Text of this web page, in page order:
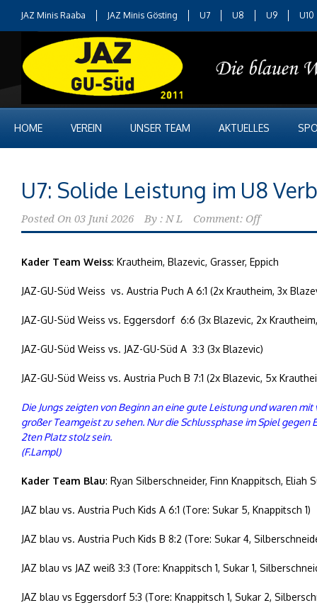
JAZ Minis Raaba JAZ Minis Gösting U7 U8 U9 U10
HOME VEREIN UNSER TEAM AKTUELLES
U7: Solide Leistung im U8
Posted On 03 Juni 2026 By : N L Comment: Off
Kader Team Weiss: Krautheim, Blazevic, Grasser, Eppich
JAZ-GU-Süd Weiss vs. Austria Puch A 6:1 (2x Krautheim, 3x
JAZ-GU-Süd Weiss vs. Eggersdorf 6:6 (3x Blazevic, 2x
JAZ-GU-Süd Weiss vs. JAZ-GU-Süd A 3:3 (3x Blazevic)
JAZ-GU-Süd Weiss vs. Austria Puch B 7:1 (2x Blazevic, 5x
Die Jungs zeigten von Beginn an eine gute Leistung und waren
großer Teamgeist zu sehen. Nur die Schlussphase im Spiel
2ten Platz stolz sein.
(F.Lampl)
Kader Team Blau: Ryan Silberschneider, Finn Knappitsch, Eliah
JAZ blau vs. Austria Puch Kids A 6:1 (Tore: Sukar 5, Knappitsch 1)
JAZ blau vs. Austria Puch Kids B 8:2 (Tore: Sukar 4,
JAZ blau vs JAZ weiß 3:3 (Tore: Knappitsch 1, Sukar 1,
JAZ blau vs Eggersdorf 5:3 (Tore: Knappitsch 1, Sukar 2,